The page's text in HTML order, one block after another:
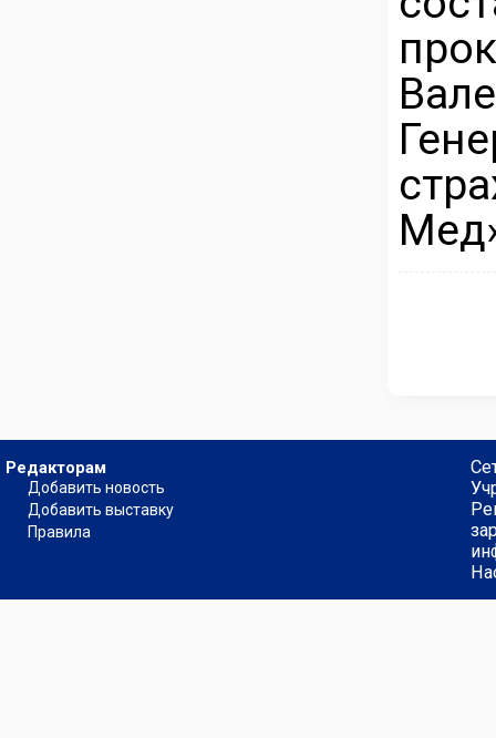
Редакторам
Добавить новость
Добавить выставку
Правила